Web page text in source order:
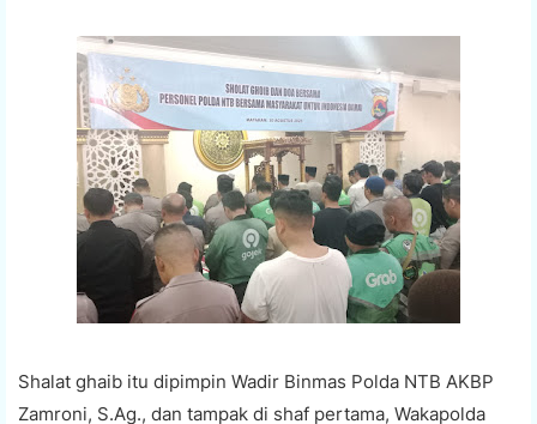
Shalat ghaib itu dipimpin Wadir Binmas Polda NTB AKBP
Zamroni, S.Ag., dan tampak di shaf pertama, Wakapolda